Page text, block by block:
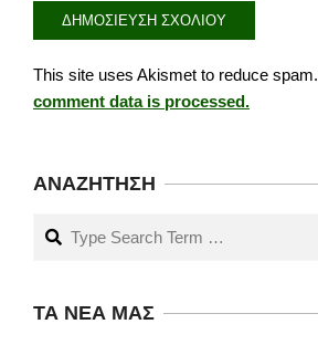
This site uses Akismet to reduce spam.
comment data is processed.
ΑΝΑΖΉΤΗΣΗ
Search
ΤΑ ΝΈΑ ΜΑΣ